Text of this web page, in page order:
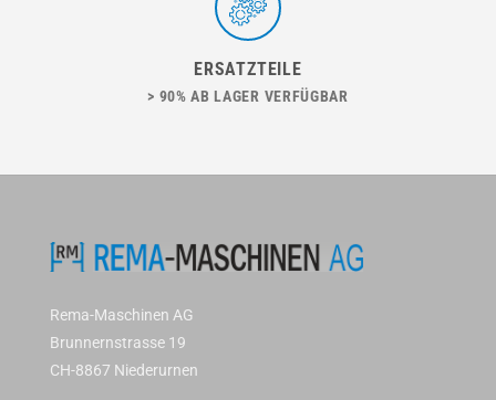
ERSATZTEILE
> 90% AB LAGER VERFÜGBAR
Rema-Maschinen AG
Brunnernstrasse 19
CH-8867 Niederurnen